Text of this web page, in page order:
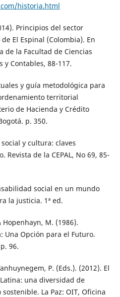
historia.html
Principios del sector
El Espinal (Colombia). En
de la Facultad de Ciencias
y Contables, 88-117.
y guía metodológica para
territorial
de Hacienda y Crédito
p. 350.
y cultura: claves
Revista de la CEPAL, No 69, 85-
social en un mundo
la justicia. 1ª ed.
M. (1986).
Una Opción para el Futuro.
96.
P. (Eds.). (2012). El
una diversidad de
La Paz: OIT, Oficina